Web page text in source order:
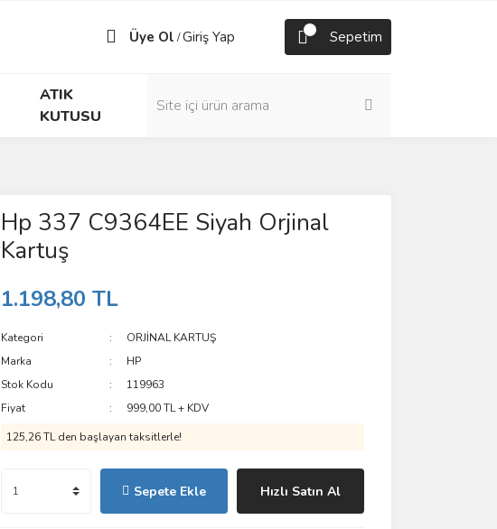
Üye Ol /Giriş Yap Sepetim
ATIK
KUTUSU
Hp 337 C9364EE Siyah Orjinal
Kartuş
1.198,80 TL
Kategori
ORJİNAL KARTUŞ
Marka
HP
Stok Kodu
119963
Fiyat
999,00 TL + KDV
125,26 TL den başlayan taksitlerle!
Sepete Ekle Hızlı Satın Al